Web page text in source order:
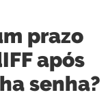
prazo
após
senha?